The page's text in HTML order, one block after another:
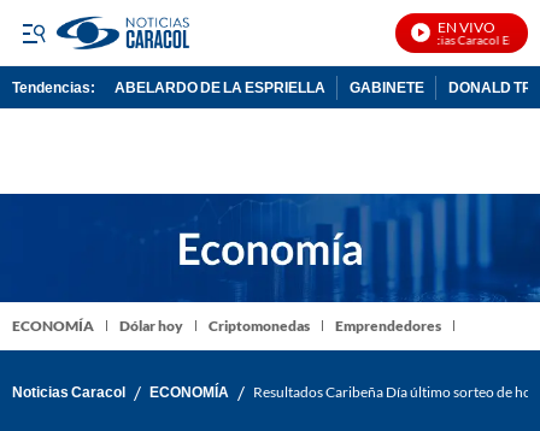
EN VIVO
Noticias Caracol En Vivo
Tendencias: ABELARDO DE LA ESPRIELLA GABINETE DONALD
ECONOMÍA Dólar hoy Criptomonedas Emprendedores
Noticias Caracol / ECONOMÍA / Resultados Caribeña Día último sorteo de